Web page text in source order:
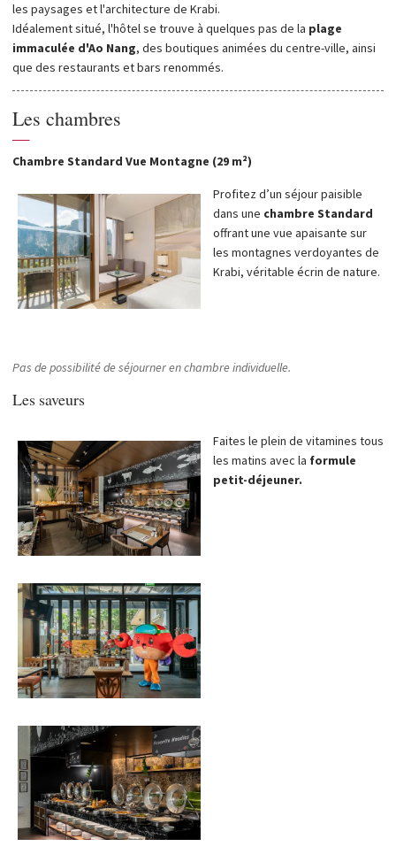
les paysages et l'architecture de Krabi.
Idéalement situé, l'hôtel se trouve à quelques pas de la plage
immaculée d'Ao Nang, des boutiques animées du centre-ville, ainsi
que des restaurants et bars renommés.
Les chambres
—
Chambre Standard Vue Montagne (29 m²)
Profitez d’un séjour paisible
dans une chambre Standard
offrant une vue apaisante sur
les montagnes verdoyantes de
Krabi, véritable écrin de nature.
Pas de possibilité de séjourner en chambre individuelle.
Les saveurs
Faites le plein de vitamines tous
les matins avec la formule
petit-déjeuner.